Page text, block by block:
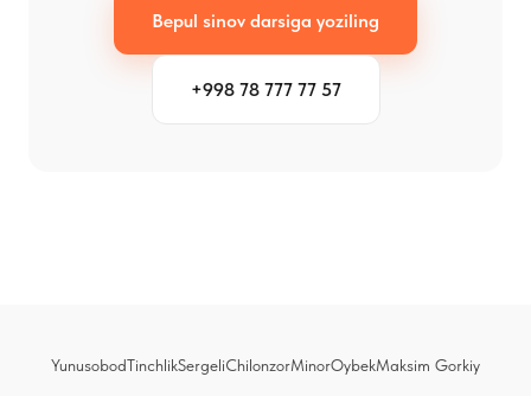
Bepul sinov darsiga yoziling
+998 78 777 77 57
YunusobodTinchlikSergeliChilonzorMinorOybekMaksim Gorkiy